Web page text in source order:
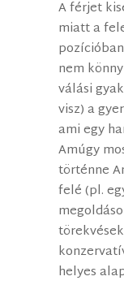
A férjet
miatt a
nem
válási
visz) a
ami egy
Amúgy
történne
felé (pl.
helyes